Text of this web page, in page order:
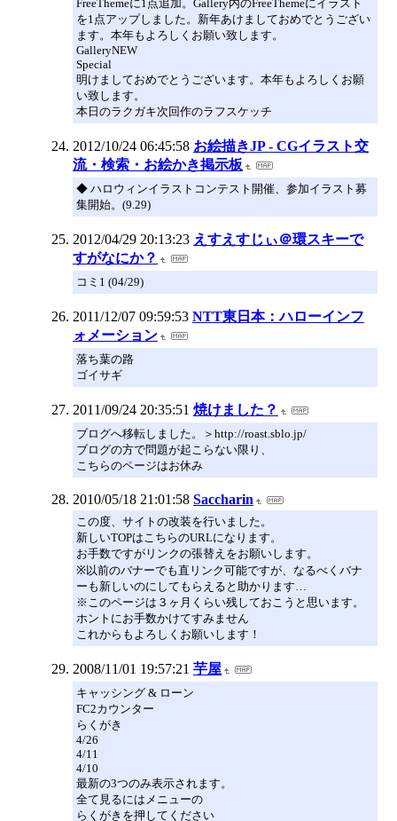
FreeThemeに1点追加。Gallery内のFreeThemeにイラスト
を1点アップしました。新年あけましておめでとうござい
ます。本年もよろしくお願い致します。
GalleryNEW
Special
明けましておめでとうございます。本年もよろしくお願
い致します。
本日のラクガキ次回作のラフスケッチ
2012/10/24 06:45:58 お絵描きJP - CGイラスト交
流・検索・お絵かき掲示板
◆ ハロウィンイラストコンテスト開催、参加イラスト募
集開始。(9.29)
2012/04/29 20:13:23 えすえすじぃ＠環スキーで
すがなにか？
コミ1 (04/29)
2011/12/07 09:59:53 NTT東日本：ハローインフ
ォメーション
落ち葉の路
ゴイサギ
2011/09/24 20:35:51 焼けました？
ブログへ移転しました。＞http://roast.sblo.jp/
ブログの方で問題が起こらない限り、
こちらのページはお休み
2010/05/18 21:01:58 Saccharin
この度、サイトの改装を行いました。
新しいTOPはこちらのURLになります。
お手数ですがリンクの張替えをお願いします。
※以前のバナーでも直リンク可能ですが、なるべくバナ
ーも新しいのにしてもらえると助かります…
※このページは３ヶ月くらい残しておこうと思います。
ホントにお手数かけてすみません
これからもよろしくお願いします！
2008/11/01 19:57:21 芋屋
キャッシング & ローン
FC2カウンター
らくがき
4/26
4/11
4/10
最新の3つのみ表示されます。
全て見るにはメニューの
らくがきを押してください